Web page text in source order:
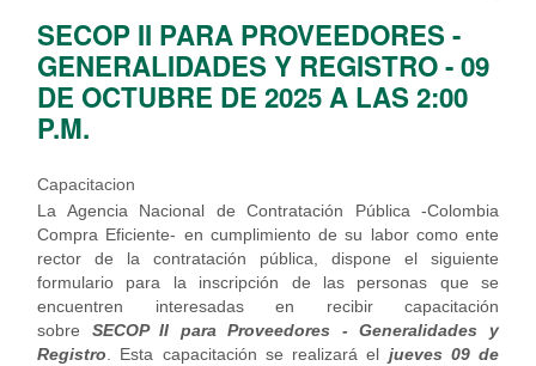
SECOP II PARA PROVEEDORES -
GENERALIDADES Y REGISTRO - 09
DE OCTUBRE DE 2025 A LAS 2:00
P.M.
Capacitacion
La Agencia Nacional de Contratación Pública -Colombia
Compra Eficiente- en cumplimiento de su labor como ente
rector de la contratación pública, dispone el siguiente
formulario para la inscripción de las personas que se
encuentren interesadas en recibir capacitación
sobre SECOP II para Proveedores - Generalidades y
Registro. Esta capacitación se realizará el jueves 09 de